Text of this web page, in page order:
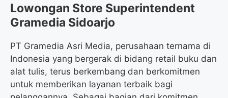
Lowongan Store Superintendent
Gramedia Sidoarjo
PT Gramedia Asri Media, perusahaan ternama di
Indonesia yang bergerak di bidang retail buku dan
alat tulis, terus berkembang dan berkomitmen
untuk memberikan layanan terbaik bagi